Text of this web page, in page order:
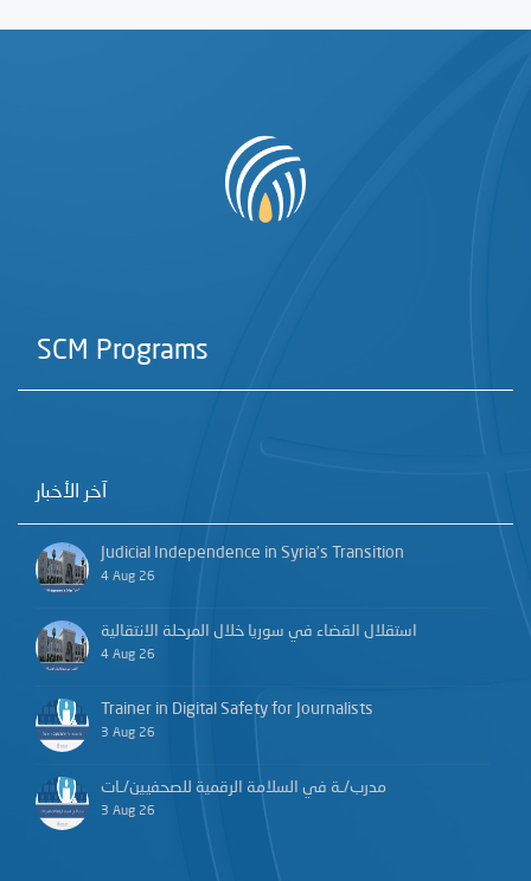
SCM Programs
آخر الأخبار
Judicial Independence in Syria’s Transition
4 Aug 26
استقلال القضاء في سوريا خلال المرحلة الانتقالية
4 Aug 26
Trainer in Digital Safety for Journalists
3 Aug 26
مدرب/ـة في السلامة الرقمية للصحفيين/ـات
3 Aug 26